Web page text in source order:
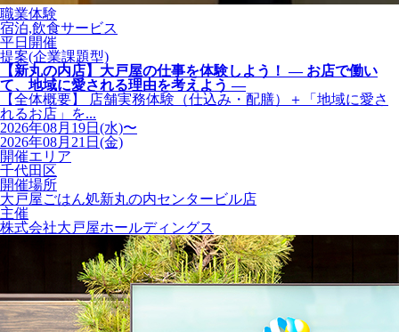
職業体験
宿泊,飲食サービス
平日開催
提案(企業課題型)
【新丸の内店】大戸屋の仕事を体験しよう！ ― お店で働い
て、地域に愛される理由を考えよう ―
【全体概要】 店舗実務体験（仕込み・配膳）＋「地域に愛さ
れるお店」を...
2026年08月19日(水)〜
2026年08月21日(金)
開催エリア
千代田区
開催場所
大戸屋ごはん処新丸の内センタービル店
主催
株式会社大戸屋ホールディングス